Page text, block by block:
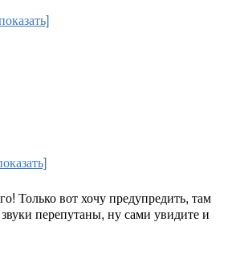
Только вот хочу предупредить, там
перепутаны, ну сами увидите и